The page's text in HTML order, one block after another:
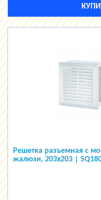
Решетка разъемная с
жалюзи, 203х203 |